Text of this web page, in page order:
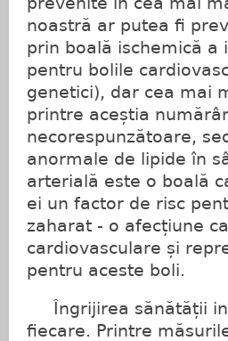
noastră ar putea fi
prin boală ischemică
pentru bolile
genetici), dar cea mai
printre aceștia
necorespunzătoare,
anormale de lipide în
arterială este o boală
ei un factor de risc
zaharat - o afecțiune
cardiovasculare și
pentru aceste boli.
Îngrijirea sănătății
fiecare. Printre